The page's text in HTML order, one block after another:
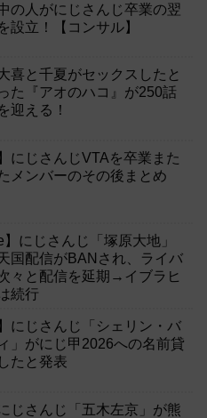
の人がにじさんじ卒業の翌
設立！【コンサル】
喜と千夏がセックスしたと
た『アオのハコ』が250話
迎える！
にじさんじVTAを卒業また
メンバーのその後まとめ
】にじさんじ「塚原大地」
国配信がBANされ、ライバ
々と配信を延期→イブラヒ
続行
にじさんじ「シェリン・バ
」がにじ甲2026への名前貸
たと発表
じさんじ「五木左京」が熊